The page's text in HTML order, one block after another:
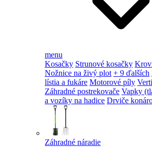
menu
Kosačky Strunové kosačky
Nožnice na živý plot + 9 ďalších
lístia a fukáre Motorové píly
Záhradné postrekovače Vapky
a vozíky na hadice Drviče
Záhradné náradie